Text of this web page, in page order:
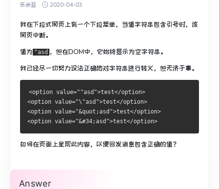
乐米亚 2020-04-03
我在下拉式网页上有一个下拉菜单，当值字符串包含引号时，该
网页中断。
值为 "asd ，但在DOM中，它始终显示为空字符串。
我已经尽一切努力设法正确地对字符串进行转义，但无济于事。
<option value=""asd">test</option>
<option value="\"asd">test</option>
<option value="&quot;asd">test</option>
<option value="&#34;asd">test</option>
如何在页面上呈现此内容，以便回发消息包含正确的值？
Answer